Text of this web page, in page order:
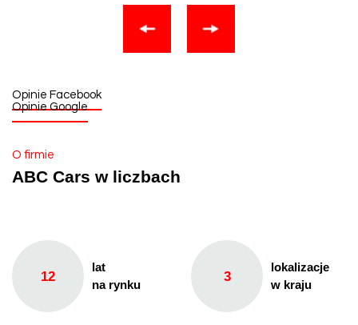
Opinie Facebook
Opinie Google
O firmie
ABC Cars w liczbach
12
lat
na rynku
3
lokalizacje
w kraju